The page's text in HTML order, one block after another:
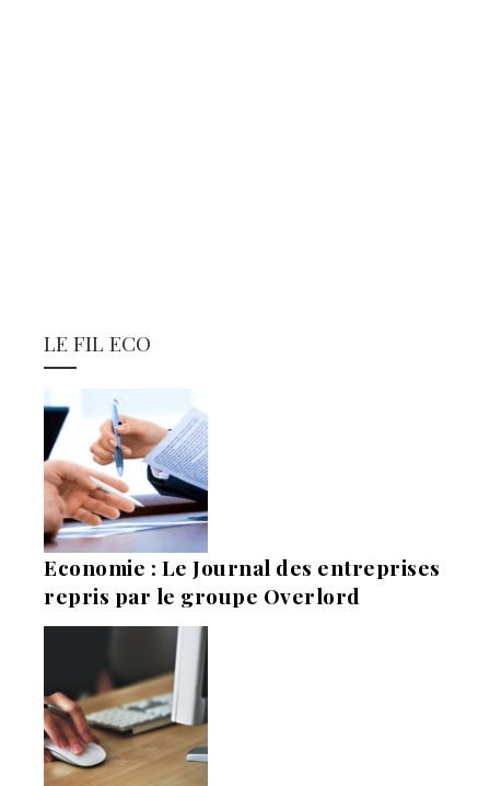
LE FIL ECO
Economie : Le Journal des entreprises
repris par le groupe Overlord